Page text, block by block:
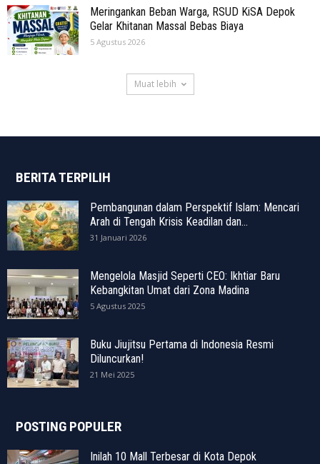
Meringankan Beban Warga, RSUD KiSA Depok
Gelar Khitanan Massal Bebas Biaya
5 Agustus 2026
Muat lebih
BERITA TERPILIH
Pembangunan dalam Perspektif Islam: Mencari
Arah di Tengah Krisis Keadilan dan...
31 Januari 2026
Mengelola Masjid Seperti CEO: Ikhtiar Baru
Kebangkitan Umat dari Zona Madina
5 Agustus 2025
Buku Jiujitsu Pertama di Indonesia Resmi
Diluncurkan!
21 Mei 2025
POSTING POPULER
Inilah 10 Mall Terbesar di Kota Depok